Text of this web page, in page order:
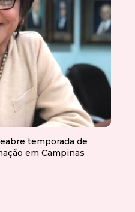
temporada de
em Campinas